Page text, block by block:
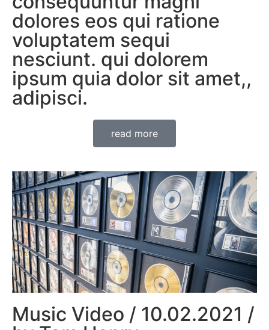
dolores eos qui ratione
voluptatem sequi
nesciunt. qui dolorem
ipsum quia dolor sit amet,,
adipisci.
read more
Music Video / 10.02.2021 /